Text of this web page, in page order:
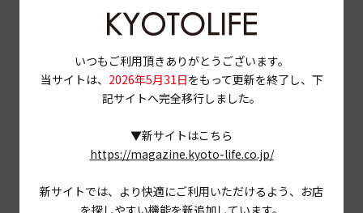
いつもご利用頂きありがとうございます。
当サイトは、 2026年5月31日をもって更新を終了し、下
記サイトへ完全移行しました。
▼新サイトはこちら
https://magazine.kyoto-life.co.jp/
新サイトでは、より快適にご利用いただけるよう、お店
を探しやすい機能を新追加しています。